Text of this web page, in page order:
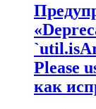
Please
как